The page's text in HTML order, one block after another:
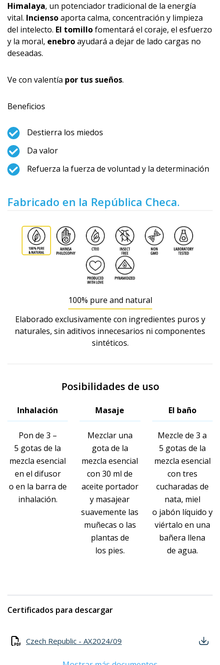
Himalaya, un potenciador tradicional de la energía
vital. Inciensoaporta calma, concentración y limpieza
del intelecto. El tomillofomentará el coraje, el esfuerzo
y la moral, enebroayudará a dejar de lado cargas no
deseadas.
Ve con valentía por tus sueños.
Beneficios
Destierra los miedos
Da valor
Refuerza la fuerza de voluntad y la determinación
Fabricado en la República Checa.
100% pure and natural
Elaborado exclusivamente con ingredientes puros y
naturales, sin aditivos innecesarios ni componentes
sintéticos.
Posibilidades de uso
Inhalación
Pon de 3 –
5 gotas de la
mezcla esencial
en el difusor
o en la barra de
inhalación.
Masaje
Mezclar una
gota de la
mezcla esencial
con 30 ml de
aceite portador
y masajear
suavemente las
muñecas o las
plantas de
los pies.
El baño
Mezcle de 3 a
5 gotas de la
mezcla esencial
con tres
cucharadas de
nata, miel
o jabón líquido y
viértalo en una
bañera llena
de agua.
Certificados para descargar
Czech Republic - AX2024/09